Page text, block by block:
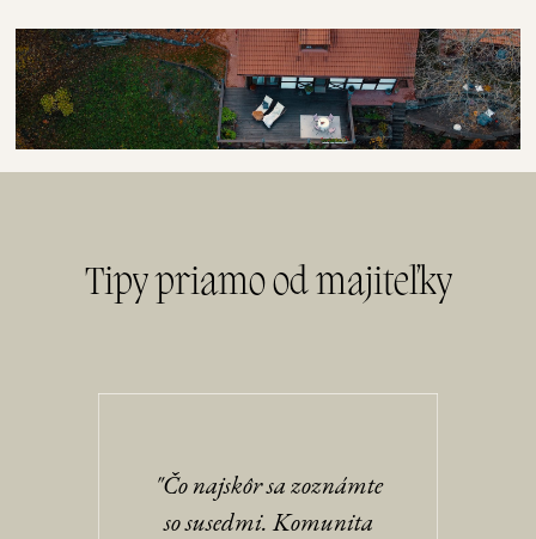
Tipy priamo od majiteľky
"Čo najskôr sa zoznámte
so susedmi. Komunita